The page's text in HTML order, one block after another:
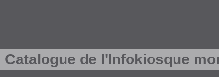
Catalogue de l'Infokiosque